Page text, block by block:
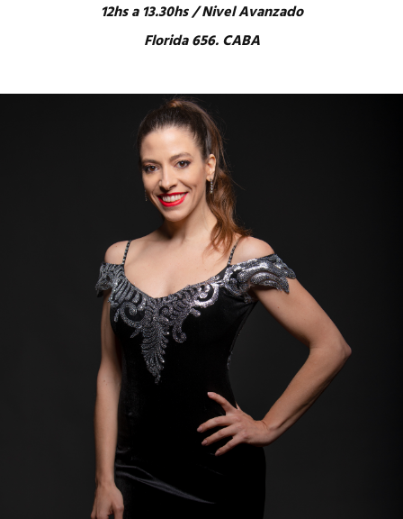
12hs a 13.30hs / Nivel Avanzado
Florida 656. CABA